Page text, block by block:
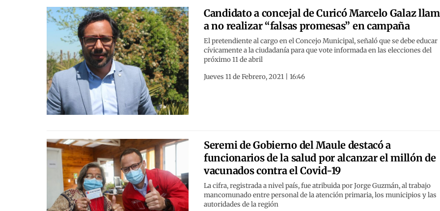
Candidato a concejal de Curicó Marcelo Galaz
a no realizar “falsas promesas” en campaña
El pretendiente al cargo en el Concejo Municipal, señaló que se debe educar
cívicamente a la ciudadanía para que vote informada en las elecciones del
próximo 11 de abril
Jueves 11 de Febrero, 2021 | 16:46
Seremi de Gobierno del Maule destacó a
funcionarios de la salud por alcanzar el millón de
vacunados contra el Covid-19
La cifra, registrada a nivel país, fue atribuida por Jorge Guzmán, al trabajo
mancomunado entre personal de la atención primaria, los municipios y las
autoridades de la región